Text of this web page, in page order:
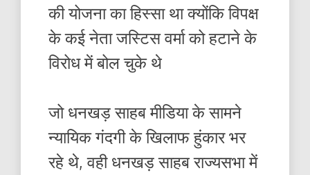
की योजना का हिस्सा था क्योंकि विपक्ष
के कई नेता जस्टिस वर्मा को हटाने के
विरोध में बोल चुके थे
जो धनखड़ साहब मीडिया के सामने
न्यायिक गंदगी के खिलाफ हुंकार भर
रहे थे, वही धनखड़ साहब राज्यसभा में